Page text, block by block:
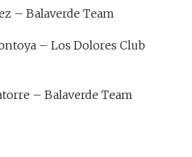
– Balaverde Team
– Los Dolores Club
– Balaverde Team